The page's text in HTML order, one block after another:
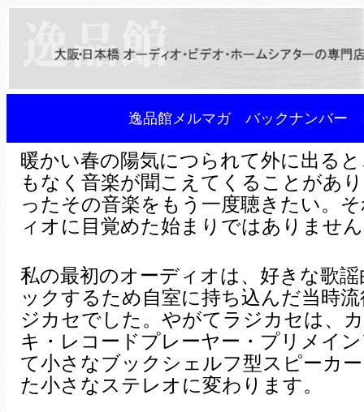
逸品館メルマガ バックナンバー
暖かい春の陽気につられて外に出る
もなく音楽が聞こえてくることがあ
ったその音楽をもう一度聴きたい。
ィオに目覚めた始まりではありませ
私の最初のオーディオは、好きな歌
ックするため自室に持ち込んだ当時
ジカセでした。やがてラジカセは、
キ・レコードプレーヤー・プリメイ
て小さなブックシェルフ型スピーカ
た小さなステレオに変わります。